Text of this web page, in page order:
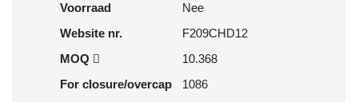
Voorraad
Nee
Website nr.
F209CHD12
MOQ
10.368
For closure/overcap
1086